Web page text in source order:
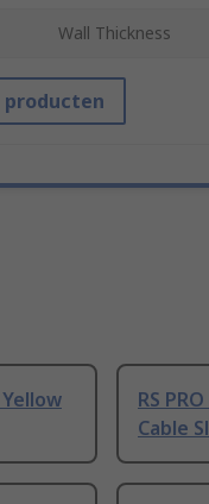
Wall Thickness
RS
Cable